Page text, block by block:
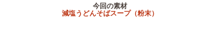
今回の素材
減塩うどんそばスープ（粉末）